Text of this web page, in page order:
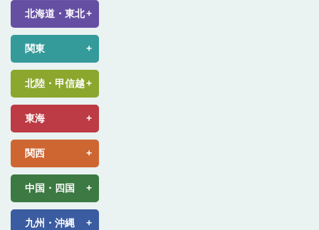
北海道・東北
関東
北陸・甲信越
東海
関西
中国・四国
九州・沖縄